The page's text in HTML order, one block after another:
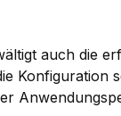
auch die